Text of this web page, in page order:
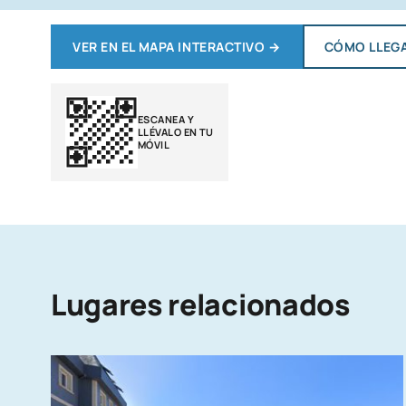
VER EN EL MAPA INTERACTIVO → CÓMO
ESCANEA Y
LLÉVALO EN TU
MÓVIL
Lugares relacionados